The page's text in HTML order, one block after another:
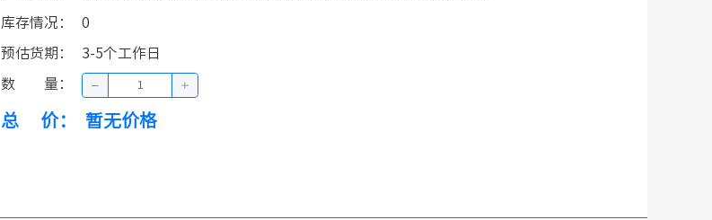
库存情况 ： 0
预估货期 ： 3-5个工作日
数量 ：
总价： 暂无价格